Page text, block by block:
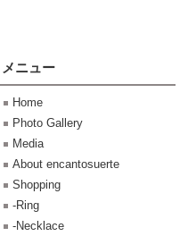
メニュー
Home
Photo Gallery
Media
About encantosuerte
Shopping
-Ring
-Necklace